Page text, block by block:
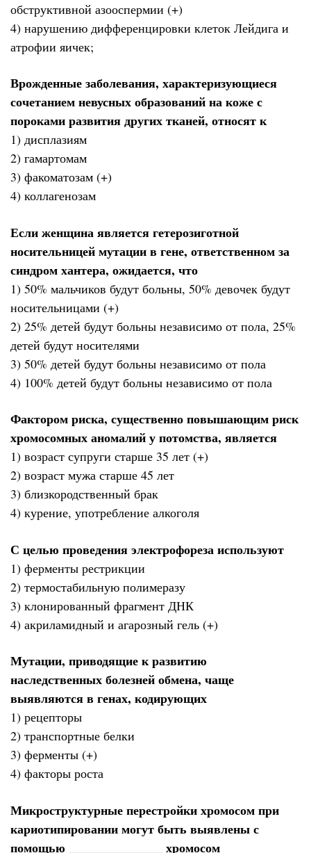
обструктивной азооспермии (+)
4) нарушению дифференцировки клеток Лейдига и
атрофии яичек;
Врожденные заболевания, характеризующиеся
сочетанием невусных образований на коже с
пороками развития других тканей, относят к
1) дисплазиям
2) гамартомам
3) факоматозам (+)
4) коллагенозам
Если женщина является гетерозиготной
носительницей мутации в гене, ответственном за
синдром хантера, ожидается, что
1) 50% мальчиков будут больны, 50% девочек будут
носительницами (+)
2) 25% детей будут больны независимо от пола, 25%
детей будут носителями
3) 50% детей будут больны независимо от пола
4) 100% детей будут больны независимо от пола
Фактором риска, существенно повышающим риск
хромосомных аномалий у потомства, является
1) возраст супруги старше 35 лет (+)
2) возраст мужа старше 45 лет
3) близкородственный брак
4) курение, употребление алкоголя
С целью проведения электрофореза используют
1) ферменты рестрикции
2) термостабильную полимеразу
3) клонированный фрагмент ДНК
4) акриламидный и агарозный гель (+)
Мутации, приводящие к развитию
наследственных болезней обмена, чаще
выявляются в генах, кодирующих
1) рецепторы
2) транспортные белки
3) ферменты (+)
4) факторы роста
Микроструктурные перестройки хромосом при
кариотипировании могут быть выявлены с
помощью _______________ хромосом